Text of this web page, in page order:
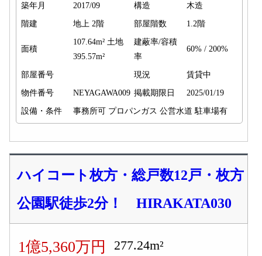
築年月 2017/09 構造 木造
階建 地上 2階 部屋階数 1.2階
面積
107.64m² 土地
395.57m²
建蔽率/容積
率
60% / 200%
部屋番号 現況 賃貸中
物件番号 NEYAGAWA009 掲載期限日 2025/01/19
設備・条件 事務所可 プロパンガス 公営水道 駐車場有
ハイコート枚方・総戸数12戸・枚方
公園駅徒歩2分！ HIRAKATA030
1億5,360万円 277.24m²